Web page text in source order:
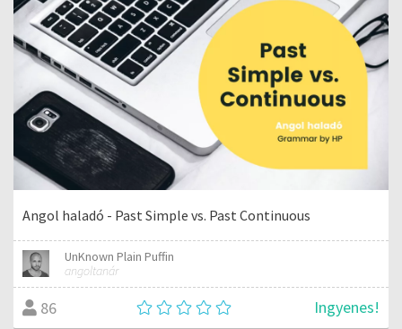
Angol haladó - Past Simple vs. Past Continuous
UnKnown Plain Puffin
angoltanár
86 Ingyenes!